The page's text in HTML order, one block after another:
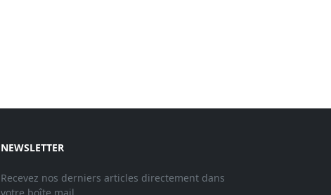
NEWSLETTER
Recevez nos derniers articles directement dans
votre boîte mail.